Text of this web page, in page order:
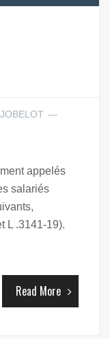
appelés
salariés
L .3141-19).
Read More